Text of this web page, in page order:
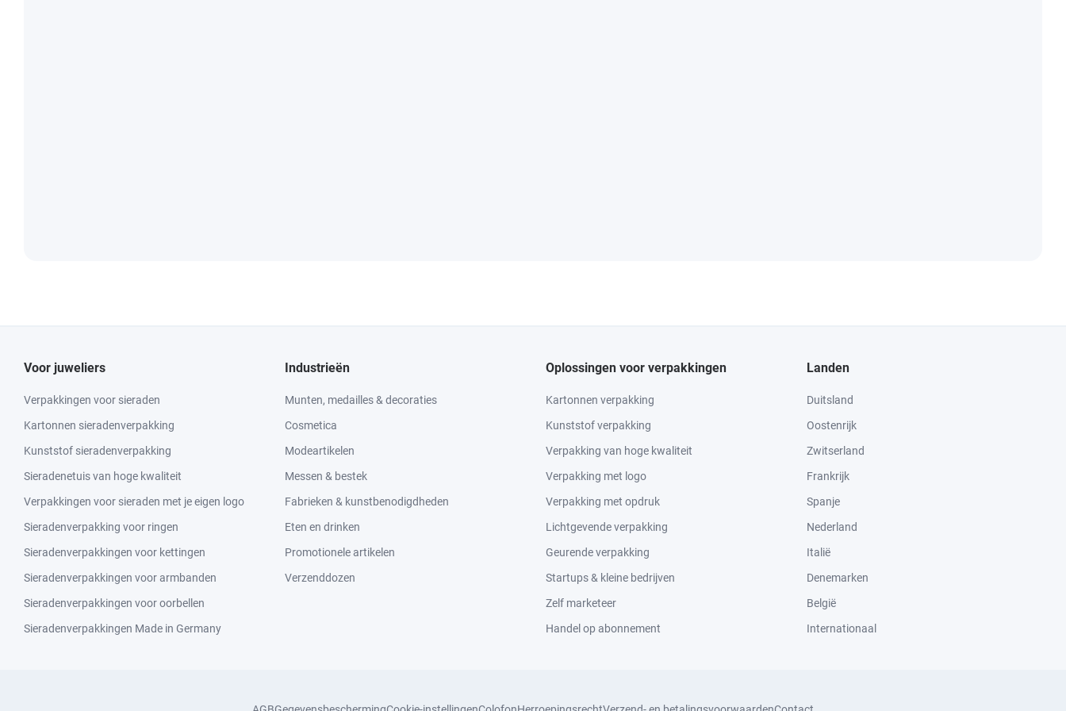
Voor juweliers
Verpakkingen voor sieraden
Kartonnen sieradenverpakking
Kunststof sieradenverpakking
Sieradenetuis van hoge kwaliteit
Verpakkingen voor sieraden met je eigen logo
Sieradenverpakking voor ringen
Sieradenverpakkingen voor kettingen
Sieradenverpakkingen voor armbanden
Sieradenverpakkingen voor oorbellen
Sieradenverpakkingen Made in Germany
Industrieën
Munten, medailles & decoraties
Cosmetica
Modeartikelen
Messen & bestek
Fabrieken & kunstbenodigdheden
Eten en drinken
Promotionele artikelen
Verzenddozen
Oplossingen voor verpakkingen
Kartonnen verpakking
Kunststof verpakking
Verpakking van hoge kwaliteit
Verpakking met logo
Verpakking met opdruk
Lichtgevende verpakking
Geurende verpakking
Startups & kleine bedrijven
Zelf marketeer
Handel op abonnement
Landen
Duitsland
Oostenrijk
Zwitserland
Frankrijk
Spanje
Nederland
Italië
Denemarken
België
Internationaal